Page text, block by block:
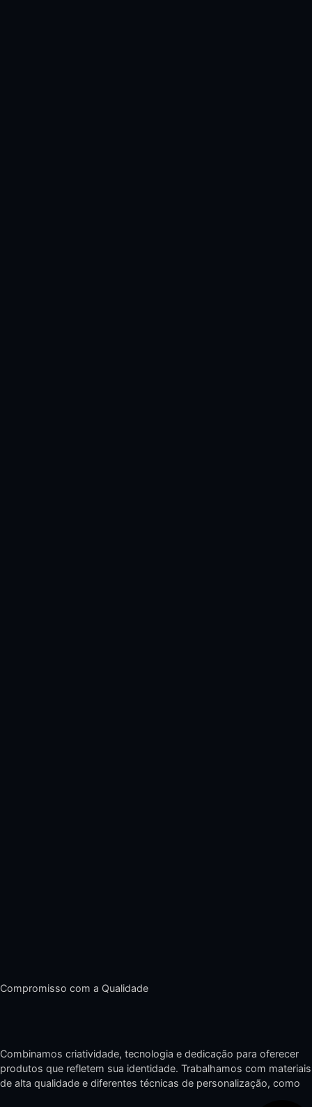
Compromisso com a Qualidade
Combinamos criatividade, tecnologia e dedicação para oferecer
produtos que refletem sua identidade. Trabalhamos com materiais
de alta qualidade e diferentes técnicas de personalização, como